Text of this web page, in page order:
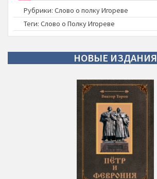
Рубрики: Слово о полку Игореве
Теги: Слово о Полку Игореве
НОВЫЕ ИЗДАНИЯ